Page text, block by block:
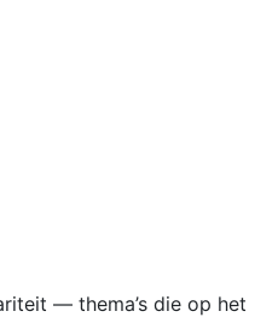
— thema’s die op het